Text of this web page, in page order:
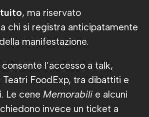
, ma riservato
chi si registra anticipatamente
manifestazione.
l’accesso a talk,
Teatri FoodExp, tra dibattiti e
Le cene Memorabili e alcuni
invece un ticket a